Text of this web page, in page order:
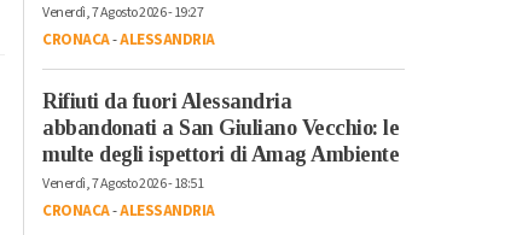
Venerdì, 7 Agosto 2026 - 19:27
CRONACA-ALESSANDRIA
Rifiuti da fuori Alessandria
abbandonati a San Giuliano Vecchio: le
multe degli ispettori di Amag Ambiente
Venerdì, 7 Agosto 2026 - 18:51
CRONACA-ALESSANDRIA